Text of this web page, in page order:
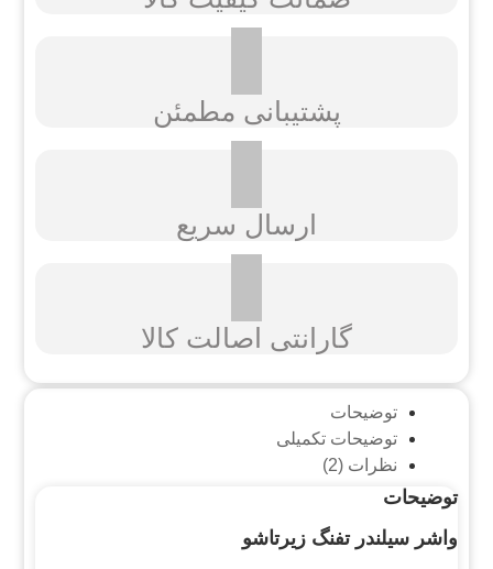
پشتیبانی مطمئن
ارسال سریع
گارانتی اصالت کالا
توضیحات
توضیحات تکمیلی
نظرات (2)
توضیحات
واشر سیلندر تفنگ زیرتاشو